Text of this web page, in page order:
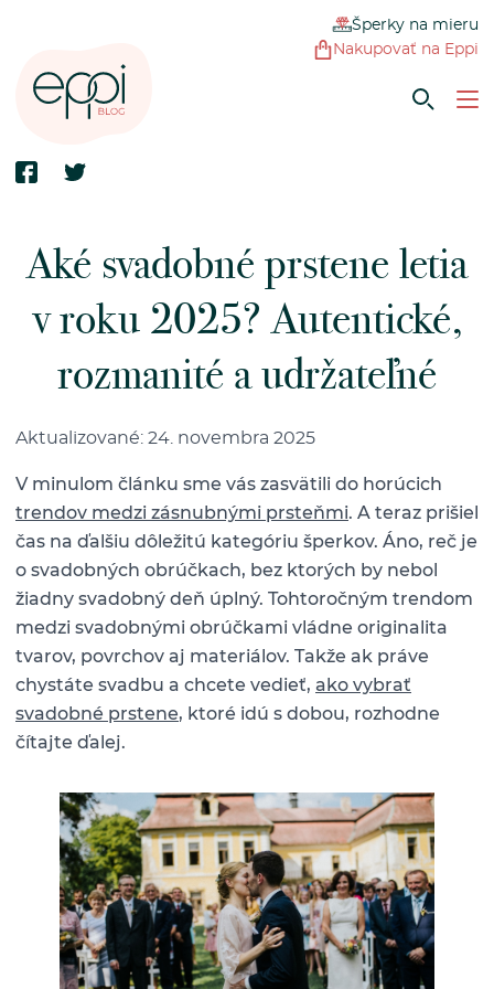
Šperky na mieru
Nakupovať na Eppi
Aké svadobné prstene letia
v roku 2025? Autentické,
rozmanité a udržateľné
Aktualizované: 24. novembra 2025
V minulom článku sme vás zasvätili do horúcich
trendov medzi zásnubnými prsteňmi. A teraz prišiel
čas na ďalšiu dôležitú kategóriu šperkov. Áno, reč je
o svadobných obrúčkach, bez ktorých by nebol
žiadny svadobný deň úplný. Tohtoročným trendom
medzi svadobnými obrúčkami vládne originalita
tvarov, povrchov aj materiálov. Takže ak práve
chystáte svadbu a chcete vedieť, ako vybrať
svadobné prstene, ktoré idú s dobou, rozhodne
čítajte ďalej.